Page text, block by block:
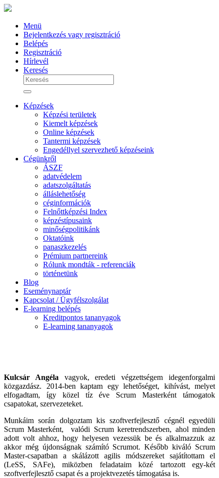
Menü
Bejelentkezés vagy regisztráció
Belépés
Regisztráció
Hírlevél
Keresés
Képzések
Képzési területek
Kiemelt képzések
Online képzések
Tantermi képzések
Engedéllyel szervezhető képzéseink
Cégünkről
ÁSZF
adatvédelem
adatszolgáltatás
álláslehetőség
céginformációk
Felnőttképzési Index
képzéstípusaink
minőségpolitikánk
Oktatóink
panaszkezelés
Prémium partnereink
Rólunk mondták - referenciák
történetünk
Blog
Eseménynaptár
Kapcsolat / Ügyfélszolgálat
E-learning belépés
Kreditpontos tananyagok
E-learning tananyagok
Kulcsár Angéla vagyok, eredeti végzettségem idegenforgalmi
közgazdász. 2014-ben kaptam egy lehetőséget, kihívást, melyet
elfogadtam, így közel tíz éve Scrum Masterként támogatok
csapatokat, szervezeteket.
Munkáim során dolgoztam kis szoftverfejlesztő cégnél egyedüli
Scrum Masterként, valódi Scrum keretrendszerben, ahol minden
adott volt ahhoz, hogy helyesen vezessük be és alkalmazzuk az
akkor még újdonságnak számító Scrumot. Később kiváló Scrum
Master-csapatban a skálázott agilis módszereket sajátítottam el
(LeSS, SAFe), miközben feladataim közé tartozott egy-két
szoftverfejlesztő csapat és a projektvezetés támogatása is.